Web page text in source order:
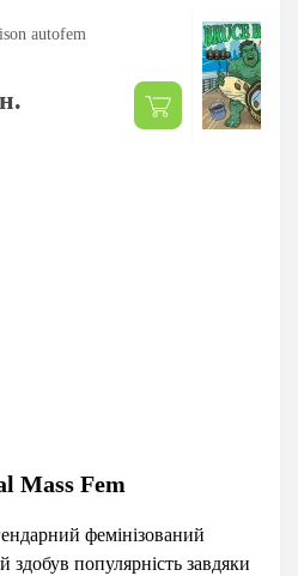
autofem
Mass Fem
фемінізований
здобув популярність завдяки